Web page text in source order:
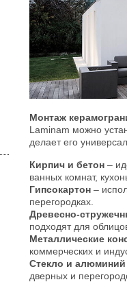
Монтаж
Laminam можно
делает его
Кирпич и бетон –
ванных комнат,
Гипсокартон –
перегородках.
Древесно-
подходят для
Металлические
коммерческих и
Стекло и алюминий
дверных и